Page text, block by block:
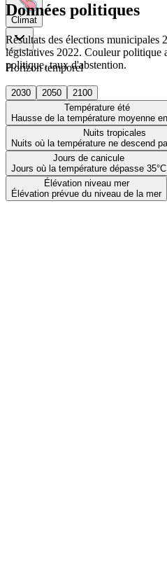
Climat
Horizon temporel
2030 2050
2100
Température été
Hausse de la température moyenne
Nuits tropicales
Nuits où la température ne descend
Jours de canicule
Jours où la température dépasse 35°C
Élévation niveau mer
Élévation prévue du niveau de la mer
Données politiques
Résultats des élections municipales
législatives 2022. Couleur politique
politique, taux d'abstention.